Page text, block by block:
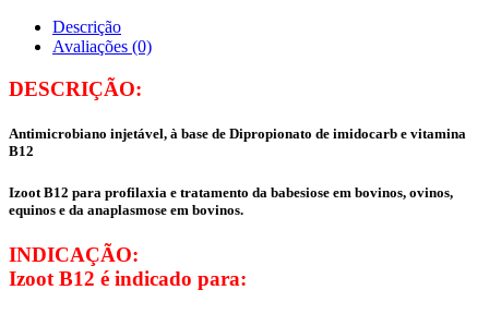
Descrição
Avaliações (0)
DESCRIÇÃO:
Antimicrobiano injetável, à base de Dipropionato de imidocarb e vitamina
B12
Izoot B12 para profilaxia e tratamento da babesiose em bovinos, ovinos,
equinos e da anaplasmose em bovinos.
INDICAÇÃO:
Izoot B12 é indicado para: